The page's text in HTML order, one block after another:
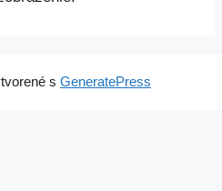
s GeneratePress